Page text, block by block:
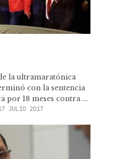
la ultramaratónica
con la sentencia
por 18 meses contra ...
JULIO 2017